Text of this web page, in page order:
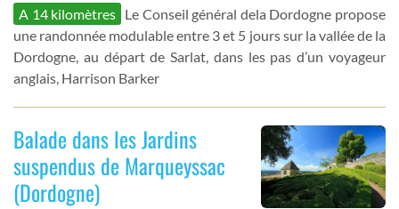
A 14 kilomètres Le Conseil général dela Dordogne propose
une randonnée modulable entre 3 et 5 jours sur la vallée de la
Dordogne, au départ de Sarlat, dans les pas d’un voyageur
anglais, Harrison Barker
Balade dans les Jardins
suspendus de Marqueyssac
(Dordogne)